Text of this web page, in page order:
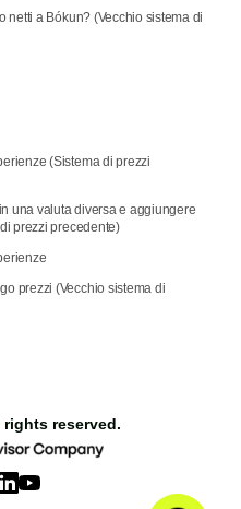
netti a Bókun? (Vecchio sistema di
(Sistema di prezzi
una valuta diversa e aggiungere
prezzi precedente)
prezzi (Vecchio sistema di
rights reserved.